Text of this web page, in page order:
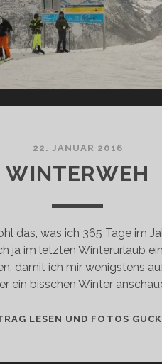
22. JANUAR 2016
WINTERWEH
das, was ich 365 Tage im
ja im letzten Winterurlaub
damit ich mir wenigstens
ein bisschen Winter
LESEN UND FOTOS